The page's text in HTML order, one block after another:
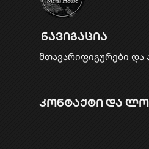
ნავიგაცია
მთავარიფიგურები და
კონტაქტი და